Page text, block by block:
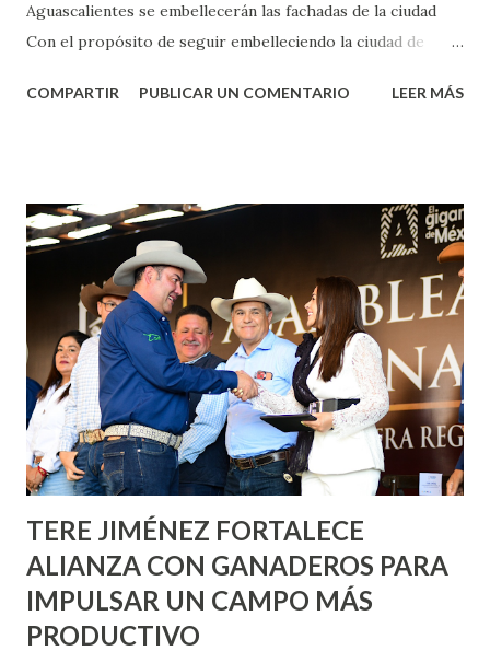
Aguascalientes se embellecerán las fachadas de la ciudad
Con el propósito de seguir embelleciendo la ciudad de
municipal, Leo Montañez dio inicio al programa
Corazón Urbano y el Municipio capital. Leo Montañez
informó que en este programa se usarán cerca de 90 mil
metros cuadrados de pintura, para dar inicio en la calle
Nieto, entre Jesús F. Elizondo y la calle 22 de Octubre, con
lo que se aplicará pintura en 66 casas. Posteriormente se
llevará este programa a Villas de Nuestra Señora de la
Asunción, Avenida Alameda y Decreto 27 de Septiembre, en
los edificios FOVISSSTE Ojo de Agua, en la comunidad
Norias de Paso Hondo y en los edificios de...
COMPARTIR PUBLICAR UN COMENTARIO LEER MÁS
TERE JIMÉNEZ FORTALECE
ALIANZA CON GANADEROS PARA
IMPULSAR UN CAMPO MÁS
PRODUCTIVO